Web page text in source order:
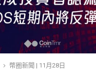
幣圈新聞 | 11月28日